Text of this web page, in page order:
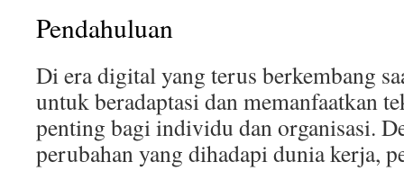
Pendahuluan
Di era digital yang terus berkembang
untuk beradaptasi dan memanfaatkan
penting bagi individu dan organisasi.
perubahan yang dihadapi dunia kerja,